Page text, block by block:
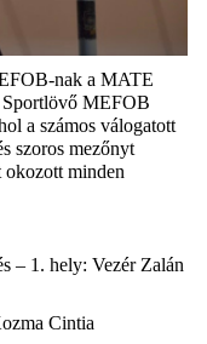
nak a MATE
Sportlövő MEFOB
a számos válogatott
szoros mezőnyt
okozott minden
– 1. hely: Vezér Zalán
Cintia